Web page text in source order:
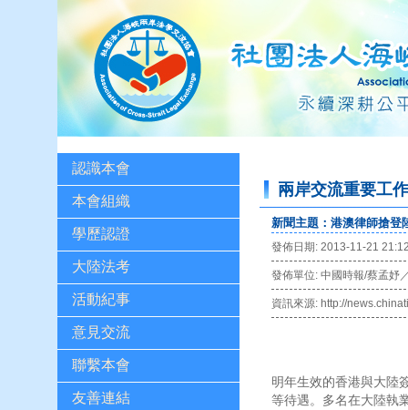
認識本會
本會組織
學歷認證
大陸法考
活動紀事
意見交流
聯繫本會
友善連結
兩岸交流重要工作
新聞主題：港澳律師搶登
發佈日期: 2013-11-21
發佈單位: 中國時報/蔡孟妤
資訊來源: http://
明年生效的香港與大陸
等待遇。多名在大陸執